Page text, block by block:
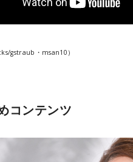
gstraub・msan10）
コンテンツ